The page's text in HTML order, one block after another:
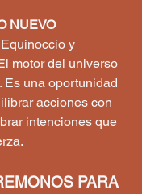
NUEVO
Equinoccio y
motor del universo
Es una oportunidad
acciones con
intenciones que
PARA